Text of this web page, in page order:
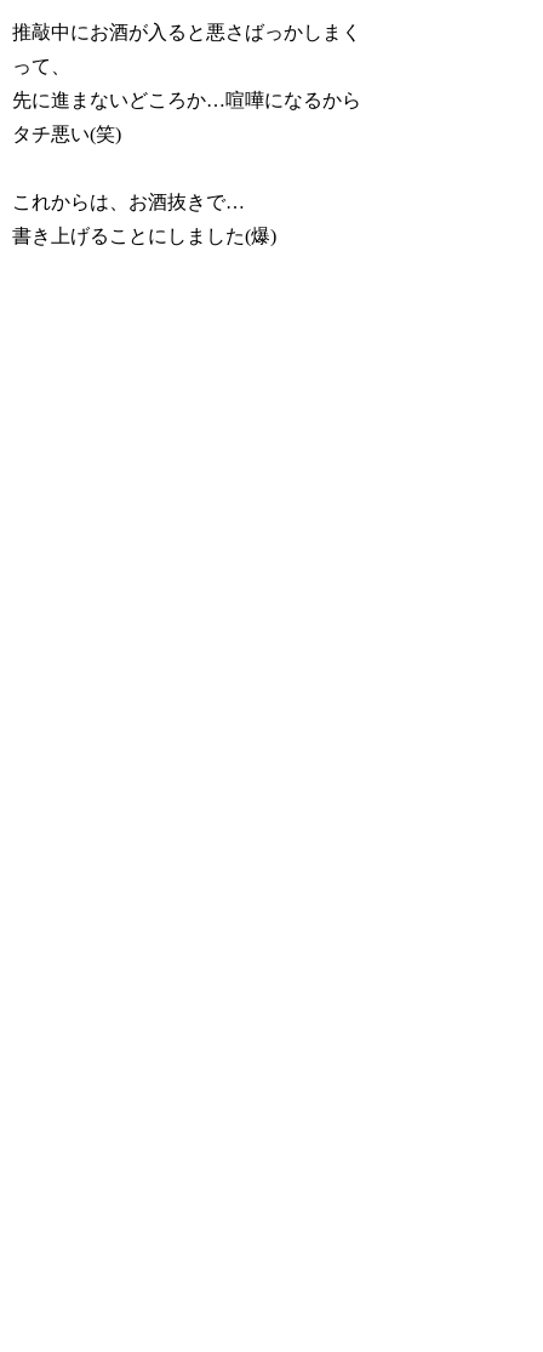
推敲中にお酒が入ると悪さばっかしまく
って、
先に進まないどころか…喧嘩になるから
タチ悪い(笑)
これからは、お酒抜きで…
書き上げることにしました(爆)